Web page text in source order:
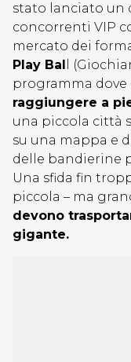
stato lanciato un
concorrenti VIP
mercato dei
Play Bal l
programma dove
raggiungere a
una piccola città
su una mappa e
delle bandierine
Una sfida fin
piccola – ma
devono
gigante.